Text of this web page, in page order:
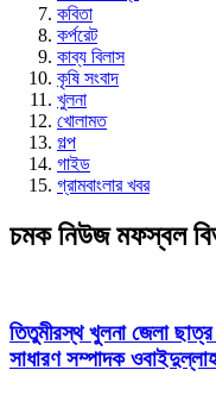
কবিতা
কর্পরেট
কাব্য বিলাস
কৃষি সংবাদ
খুলনা
খোলামত
গল্প
গাইড
গ্রামবাংলার খবর
চমক নিউজ মফস্বল
তিতুমীরস্থ খুলনা জেলা
সাধারণ সম্পাদক